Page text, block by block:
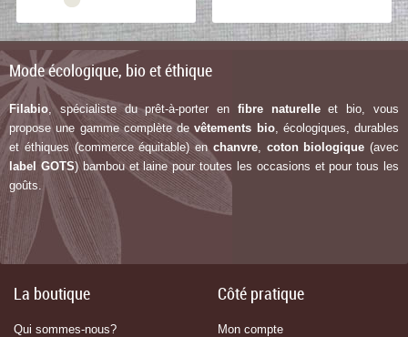
Mode écologique, bio et éthique
Filabio , spécialiste du prêt-à-porter en fibre naturelleet bio, vous
propose une gamme complète devêtements bio, écologiques, durables
et éthiques (commerce équitable) en chanvre, coton biologique (avec
label GOTS) bambou et laine pour toutes les occasions et pour tous les
goûts.
La boutique
Qui sommes-nous?
Côté pratique
Mon compte